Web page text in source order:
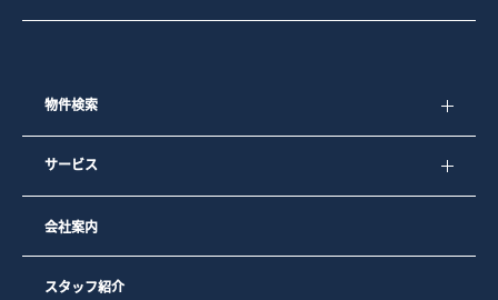
物件検索
サービス
会社案内
スタッフ紹介